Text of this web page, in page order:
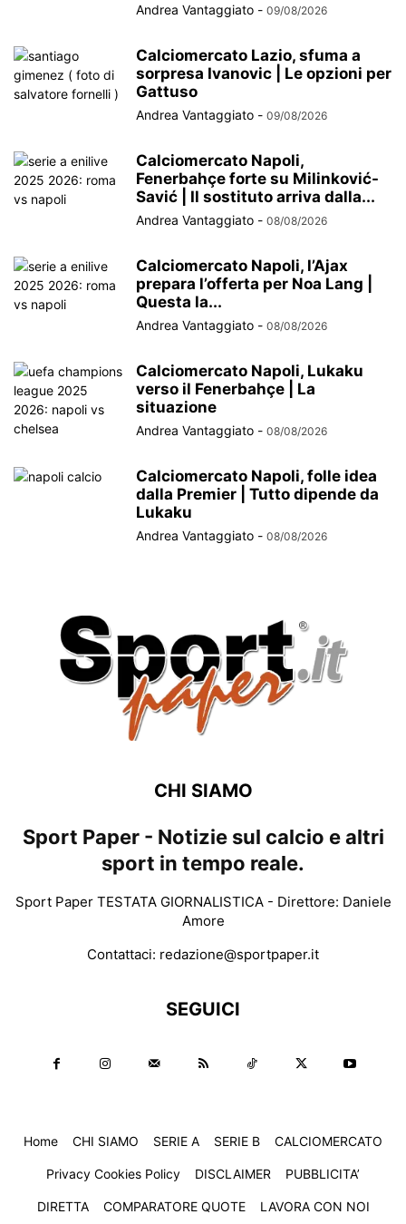
Andrea Vantaggiato - 09/08/2026
Calciomercato Lazio, sfuma a
sorpresa Ivanovic | Le opzioni per
Gattuso
Andrea Vantaggiato - 09/08/2026
Calciomercato Napoli,
Fenerbahçe forte su Milinković-
Savić | Il sostituto arriva dalla...
Andrea Vantaggiato - 08/08/2026
Calciomercato Napoli, l’Ajax
prepara l’offerta per Noa Lang |
Questa la...
Andrea Vantaggiato - 08/08/2026
Calciomercato Napoli, Lukaku
verso il Fenerbahçe | La
situazione
Andrea Vantaggiato - 08/08/2026
Calciomercato Napoli, folle idea
dalla Premier | Tutto dipende da
Lukaku
Andrea Vantaggiato - 08/08/2026
CHI SIAMO
Sport Paper - Notizie sul calcio e altri
sport in tempo reale.
Sport Paper TESTATA GIORNALISTICA - Direttore: Daniele
Amore
Contattaci: redazione@sportpaper.it
SEGUICI
Home CHI SIAMO SERIE A SERIE B CALCIOMERCATO
Privacy Cookies Policy DISCLAIMER PUBBLICITA’
DIRETTA COMPARATORE QUOTE LAVORA CON NOI